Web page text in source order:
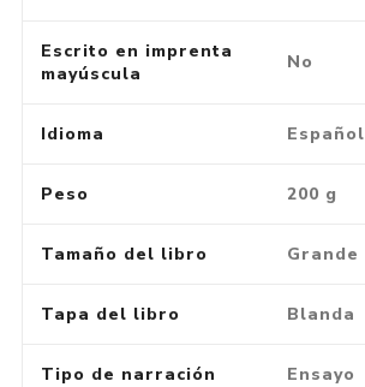
Escrito en imprenta
mayúscula
No
Idioma Español
Peso 200 g
Tamaño del libro Grande
Tapa del libro Blanda
Tipo de narración Ensayo